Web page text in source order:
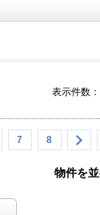
7 8
表示件数：
物件を並